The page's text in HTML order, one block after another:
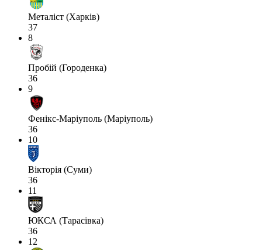
Металіст (Харків)
37
8
Пробій (Городенка)
36
9
Фенікс-Маріуполь (Маріуполь)
36
10
Вікторія (Суми)
36
11
ЮКСА (Тарасівка)
36
12